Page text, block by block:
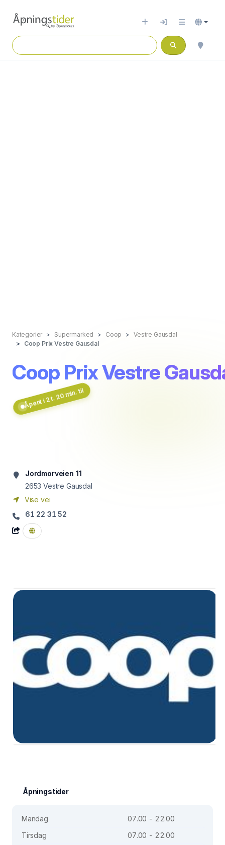
Kategorier Supermarked Coop
Vestre Gausdal
Coop Prix Vestre Gausdal
Coop Prix Vestre
Åpent i 2 t. 20 min. til
Jordmorveien 11
2653 Vestre Gausdal
Vise vei
61 22 31 52
Åpningstider
Mandag
07.00 - 22.00
Tirsdag
07.00 - 22.00